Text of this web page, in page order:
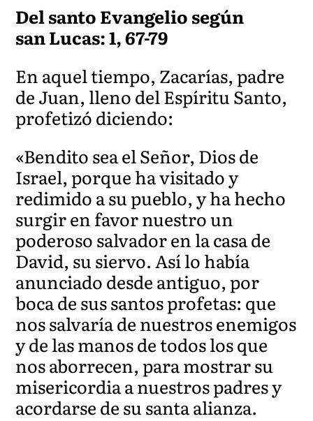
Del santo Evangelio según
san Lucas: 1, 67-79
En aquel tiempo, Zacarías, padre
de Juan, lleno del Espíritu Santo,
profetizó diciendo:
«Bendito sea el Señor, Dios de
Israel, porque ha visitado y
redimido a su pueblo, y ha hecho
surgir en favor nuestro un
poderoso salvador en la casa de
David, su siervo. Así lo había
anunciado desde antiguo, por
boca de sus santos profetas: que
nos salvaría de nuestros enemigos
y de las manos de todos los que
nos aborrecen, para mostrar su
misericordia a nuestros padres y
acordarse de su santa alianza.